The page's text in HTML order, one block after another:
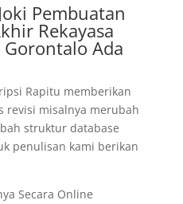
Pembuatan
Rekayasa
Ada
Rapitu memberikan
revisi misalnya merubah
struktur database
penulisan kami berikan
Secara Online